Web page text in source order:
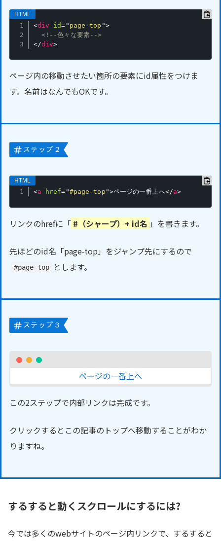
<div id= " page-top ">
<!--色々な要素-->
</div>
ページ内の移動させたい箇所の要素にid属性をつけま
す。名前はなんでもOKです。
ステップ２
<a href= "#page-top ">ページの一番上へ</a>
リンクのhrefに「 #（シャープ）+ id名 」を書きます。
先ほどのid名「page-top」をジャンプ先にするので
#page-top とします。
ステップ３
ページの一番上へ
この2ステップで内部リンクは完成です。
クリックするとこの記事のトップへ移動することがわか
りますね。
するすると動くスクロールにするには?
今では多くのwebサイトのページ内リンクで、するすると